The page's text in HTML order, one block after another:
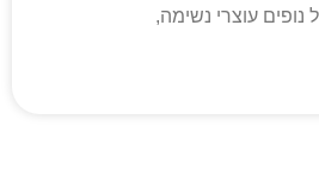
עוצרי נשימה,